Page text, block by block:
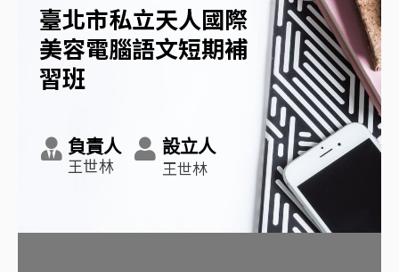
臺北市私立天人國際
美容電腦語文短期補
習班
負責人
王世林
設立人
王世林